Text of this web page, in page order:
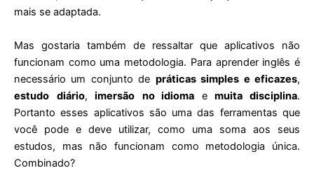
mais se adaptada.
Mas gostaria também de ressaltar que aplicativos não
funcionam como uma metodologia. Para aprender inglês é
necessário um conjunto de práticas simples e eficazes,
estudo
diário,imersão no idioma emuita disciplina.
Portanto esses aplicativos são uma das ferramentas que
você pode e deve utilizar, como uma soma aos seus
estudos, mas não funcionam como metodologia única.
Combinado?